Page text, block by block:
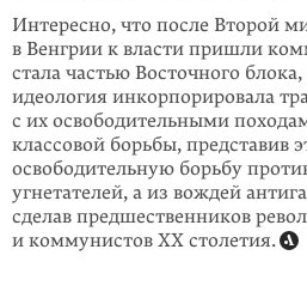
Интересно, что после Второй
в Венгрии к власти пришли
стала частью Восточного
идео­­логия инкорпорировала
с их освободительными
классовой борьбы, представив
освободительную борьбу
угнетателей, а из вождей
сделав предшественников
и коммунистов XX столетия.